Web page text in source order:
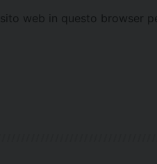
web in questo browser